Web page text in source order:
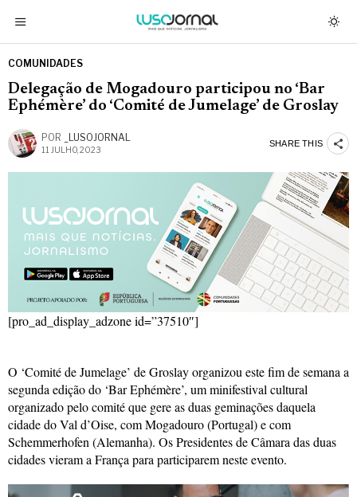
COMUNIDADES
Delegação de Mogadouro participou no ‘Bar
Ephémère’ do ‘Comité de Jumelage’ de Groslay
POR _LUSOJORNAL
11 JULHO, 2023
SHARE THIS
[pro_ad_display_adzone id=”37510″]
O ‘Comité de Jumelage’ de Groslay organizou este fim de semana a
segunda edição do ‘Bar Ephémère’, um minifestival cultural
organizado pelo comité que gere as duas geminações daquela
cidade do Val d’Oise, com Mogadouro (Portugal) e com
Schemmerhofen (Alemanha). Os Presidentes de Câmara das duas
cidades vieram a França para participarem neste evento.